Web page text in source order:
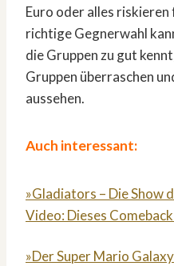
Euro oder alles
richtige Gegnerwahl
die Gruppen zu gut
Gruppen überraschen
aussehen.
Auch interessant:
»Gladiators – Die Show
Video: Dieses
»Der Super Mario